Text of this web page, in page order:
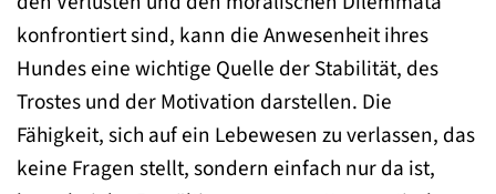
konfrontiert sind, kann die Anwesenheit ihres
Hundes eine wichtige Quelle der Stabilität, des
Trostes und der Motivation darstellen. Die
Fähigkeit, sich auf ein Lebewesen zu verlassen, das
keine Fragen stellt, sondern einfach nur da ist,